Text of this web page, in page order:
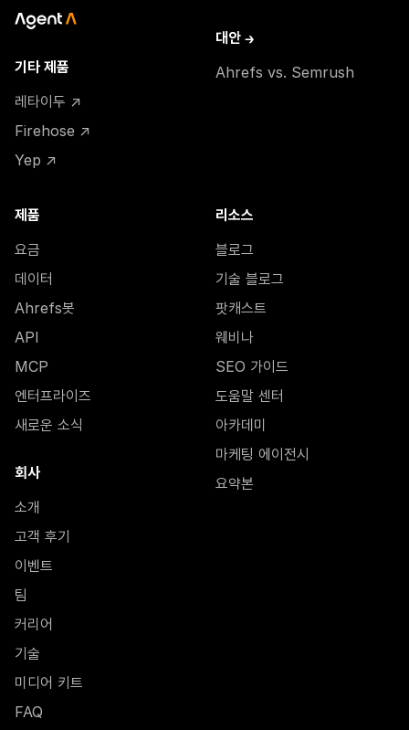
기타 제품
레타이두 ↗
Firehose ↗
Yep ↗
대안 →
Ahrefs vs. Semrush
제품
요금
데이터
Ahrefs봇
API
MCP
엔터프라이즈
새로운 소식
회사
소개
고객 후기
이벤트
팀
커리어
기술
미디어 키트
FAQ
리소스
블로그
기술 블로그
팟캐스트
웨비나
SEO 가이드
도움말 센터
아카데미
마케팅 에이전시
요약본